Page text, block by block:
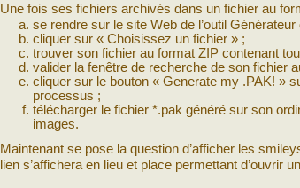
Une fois ses fichiers archivés dans un fichier au
se rendre sur le site Web de l’outil
cliquer sur « Choisissez un fichier » ;
trouver son fichier au format ZIP contenant
valider la fenêtre de recherche de son fichier
cliquer sur le bouton « Generate my .PAK! »
processus ;
télécharger le fichier *.pak généré sur son
images.
Maintenant se pose la question d’afficher les
lien s’affichera en lieu et place permettant d’ouvrir